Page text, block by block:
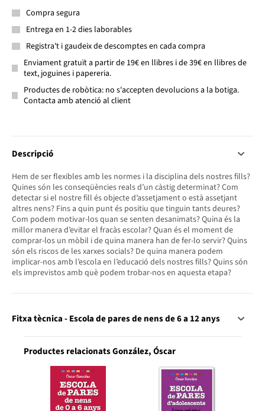
Compra segura
Entrega en 1-2 dies laborables
Registra't i gaudeix de descomptes en cada compra
Enviament gratuït a partir de 19€ en llibres i de 39€ en llibres de
text, joguines i papereria.
Productes de robòtica: no s'accepten devolucions a la botiga.
Contacta amb atenció al client
Descripció
Hem de ser flexibles amb les normes i la disciplina dels nostres fills?
Quines són les conseqüències reals d’un càstig determinat? Com
detectar si el nostre fill és objecte d’assetjament o està assetjant
altres nens? Fins a quin punt és positiu que tinguin tants deures?
Com podem motivar-los quan se senten desanimats? Quina és la
millor manera d’evitar el fracàs escolar? Quan és el moment de
comprar-los un mòbil i de quina manera han de fer-lo servir? Quins
són els riscos de les xarxes socials? De quina manera podem
implicar-nos amb l’escola en l’educació dels nostres fills? Quins són
els imprevistos amb què podem trobar-nos en aquesta etapa?
Fitxa tècnica - Escola de pares de nens de 6 a 12 anys
Productes relacionats González, Óscar